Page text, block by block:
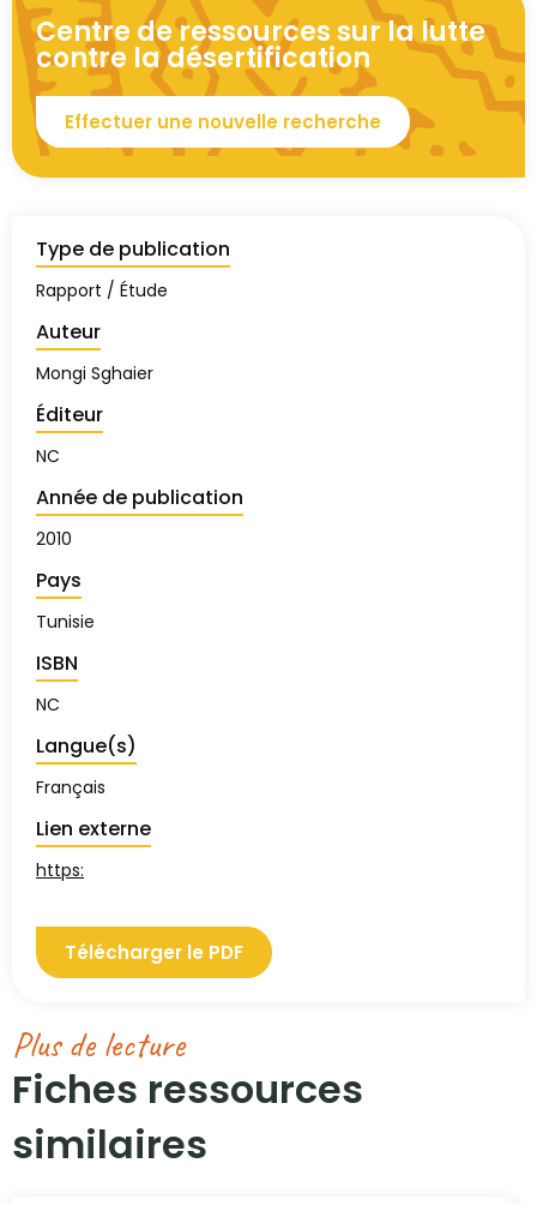
Centre de ressources sur la lutte
contre la désertification
Effectuer une nouvelle recherche
Type de publication
Rapport / Étude
Auteur
Mongi Sghaier
Éditeur
NC
Année de publication
2010
Pays
Tunisie
ISBN
NC
Langue(s)
Français
Lien externe
https:
Télécharger le PDF
Plus de lecture
Fiches ressources
similaires​